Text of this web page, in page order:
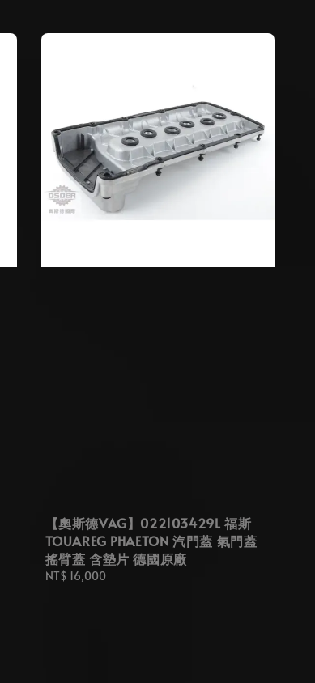
【奧斯德VAG】022103429L 福斯
TOUAREG PHAETON 汽門蓋 氣門蓋
搖臂蓋 含墊片 德國原廠
Regular
NT$ 16,000